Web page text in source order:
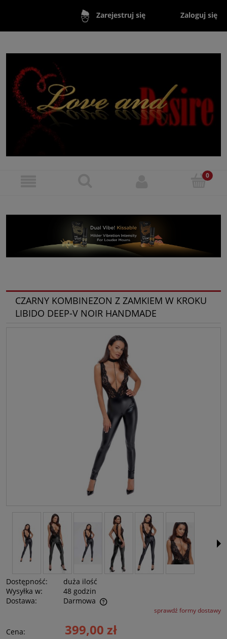
Zarejestruj się Zaloguj się
CZARNY KOMBINEZON Z ZAMKIEM W KROKU
LIBIDO DEEP-V NOIR HANDMADE
Dostępność:
duża ilość
Wysyłka w:
48 godzin
Dostawa:
Darmowa
Cena nie zawiera ewentualnych kosztów płatnościsprawdź formy dostawy
Cena: 399,00 zł